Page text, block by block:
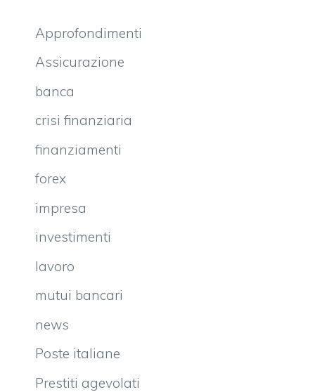
Approfondimenti
Assicurazione
banca
crisi finanziaria
finanziamenti
forex
impresa
investimenti
lavoro
mutui bancari
news
Poste italiane
Prestiti agevolati